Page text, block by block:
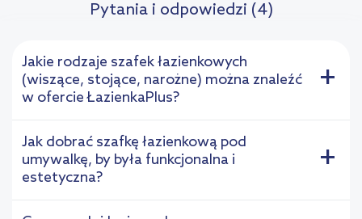
Pytania i odpowiedzi (4)
Jakie rodzaje szafek łazienkowych
(wiszące, stojące, narożne) można znaleźć
w ofercie ŁazienkaPlus?
+
Jak dobrać szafkę łazienkową pod
umywalkę, by była funkcjonalna i
estetyczna?
+